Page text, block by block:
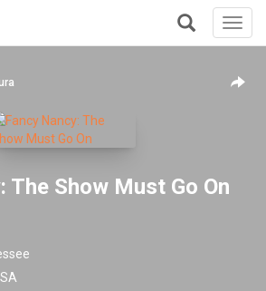
+
The Show Must Go On